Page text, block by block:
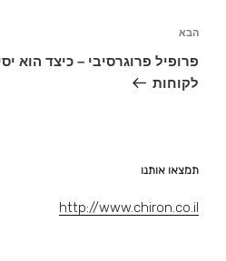
הפוסט
הבא
הבא
פרופיל פרוגרסיבי – כיצד הוא
לקוחות
תמצאו אותנו
http://www.chiron.co.il